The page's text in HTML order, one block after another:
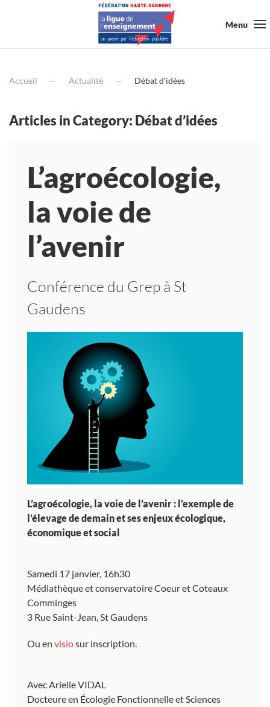
Menu
Accueil Actualité Débat d’idées
Articles in Category: Débat d’idées
L’agroécologie,
la voie de
l’avenir
Conférence du Grep à St
Gaudens
L’agroécologie, la voie de l’avenir : l’exemple de
l’élevage de demain et ses enjeux écologique,
économique et social
Samedi 17 janvier, 16h30
Médiathèque et conservatoire Coeur et Coteaux
Comminges
3 Rue Saint-Jean, St Gaudens
Ou en visiosur inscription.
Avec Arielle VIDAL
Docteure en Écologie Fonctionnelle et Sciences